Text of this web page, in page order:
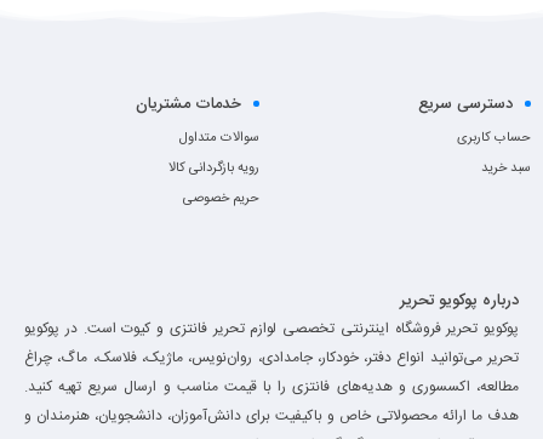
دسترسی سریع
حساب کاربری
سبد خرید
خدمات مشتریان
سوالات متداول
رویه بازگردانی کالا
حریم خصوصی
درباره پوکویو تحریر
پوکویو تحریر فروشگاه اینترنتی تخصصی لوازم تحریر فانتزی و کیوت است. در پوکویو
تحریر می‌توانید انواع دفتر، خودکار، جامدادی، روان‌نویس، ماژیک، فلاسک، ماگ، چراغ
مطالعه، اکسسوری و هدیه‌های فانتزی را با قیمت مناسب و ارسال سریع تهیه کنید.
هدف ما ارائه محصولاتی خاص و باکیفیت برای دانش‌آموزان، دانشجویان، هنرمندان و